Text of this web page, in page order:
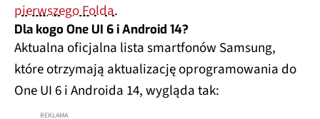
pierwszego Folda.
Dla kogo One UI 6 i Android 14?
Aktualna oficjalna lista smartfonów Samsung,
które otrzymają aktualizację oprogramowania do
One UI 6 i Androida 14, wygląda tak: